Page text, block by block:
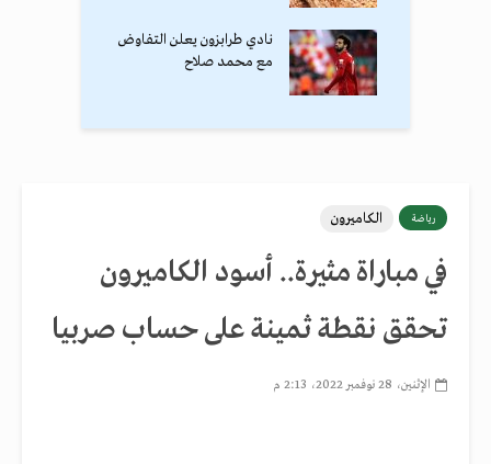
نادي طرابزون يعلن التفاوض
مع محمد صلاح
رياضة الكاميرون
في مباراة مثيرة.. أسود الكاميرون
تحقق نقطة ثمينة على حساب صربيا
الإثنين، 28 نوفمبر 2022، 2:13 م